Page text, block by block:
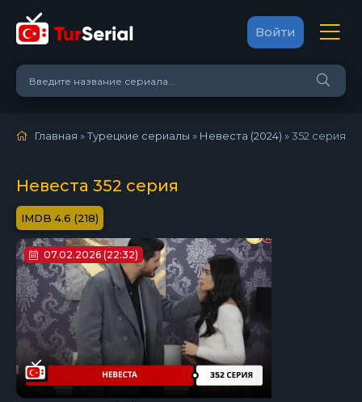
Войти
Главная »Турецкие сериалы » Невеста (2024) »352 серия
Невеста 352 серия
4.6 (218)
07.02.2026 (22:32)